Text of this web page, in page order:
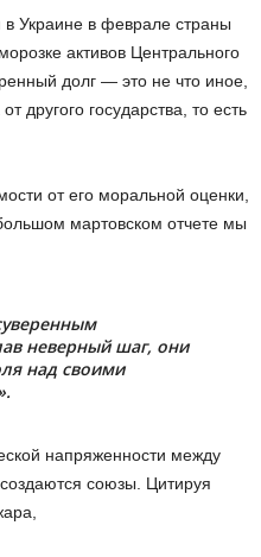
Украине в феврале страны
активов Центрального
долг — это не что иное,
другого государства, то есть
от его моральной оценки,
мартовском отчете мы
неверный шаг, они
над своими
напряженности между
союзы. Цитируя